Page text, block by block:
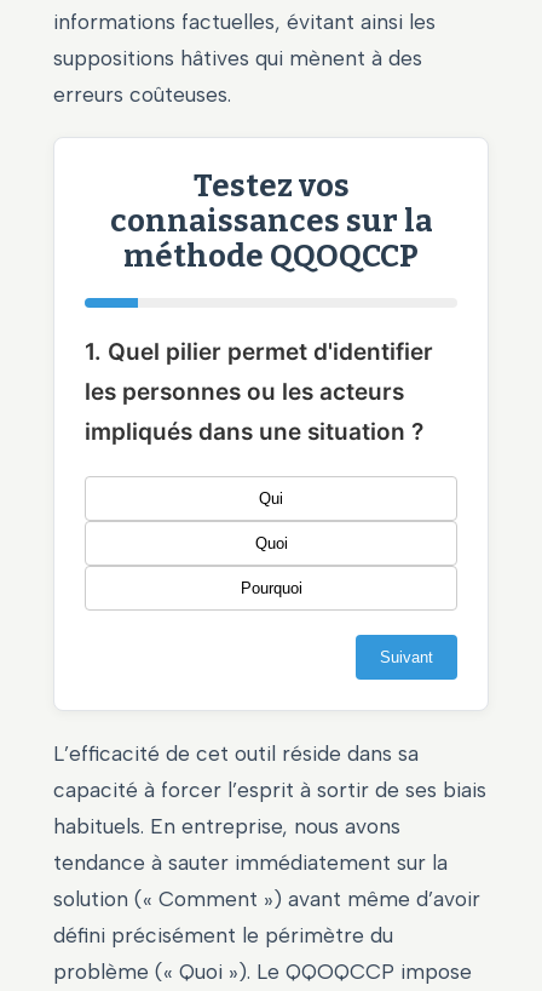
informations factuelles, évitant ainsi les
suppositions hâtives qui mènent à des
erreurs coûteuses.
Testez vos
connaissances sur la
méthode QQOQCCP
1. Quel pilier permet d'identifier
les personnes ou les acteurs
impliqués dans une situation ?
Qui
Quoi
Pourquoi
Suivant
L’efficacité de cet outil réside dans sa
capacité à forcer l’esprit à sortir de ses biais
habituels. En entreprise, nous avons
tendance à sauter immédiatement sur la
solution (« Comment ») avant même d’avoir
défini précisément le périmètre du
problème (« Quoi »). Le QQOQCCP impose